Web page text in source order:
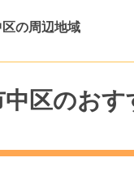
の周辺地域
区のおす